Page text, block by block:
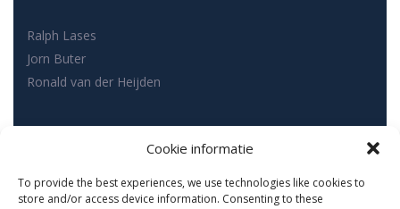
Cookie informatie
To provide the best experiences, we use technologies like cookies to
store and/or access device information. Consenting to these
Ralph Lases
Jorn Buter
Ronald van der Heijden